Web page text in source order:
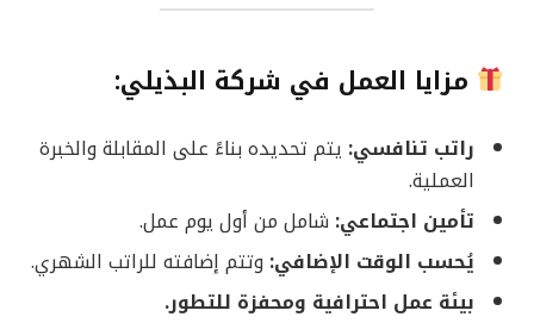
مزايا العمل في شركة البذيلي:
راتب تنافسي: يتم تحديده بناءً على المقابلة والخبرة
العملية.
تأمين اجتماعي: شامل من أول يوم عمل.
يُحسب الوقت الإضافي: وتتم إضافته للراتب الشهري.
بيئة عمل احترافية ومحفزة للتطور.